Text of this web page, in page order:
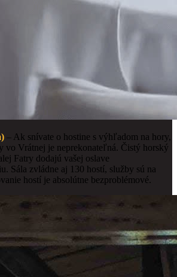
– Ak snívate o hostine s výhľadom na hory,
vo Vrátnej je neprekonateľná. Čistý horský
Fatry dodajú vašej oslave
Sála zvládne aj 130 hostí, služby sú na
hostí je absolútne bezproblémové.